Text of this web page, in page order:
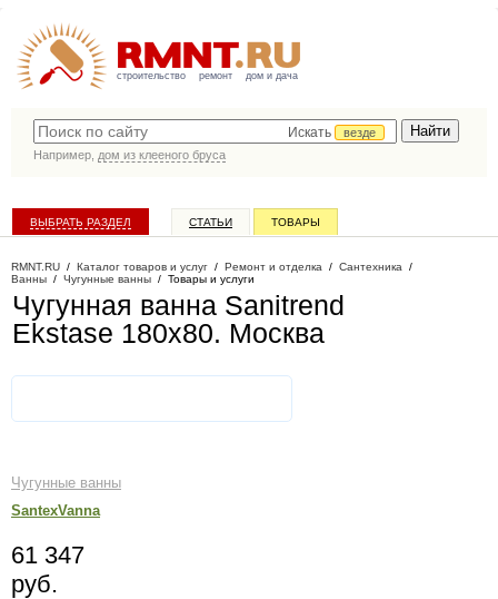
строительство ремонт дом и дача
Искать
везде
Например, дом из клееного бруса
ВЫБРАТЬ РАЗДЕЛ СТАТЬИ ТОВАРЫ
RMNT.RU / Каталог товаров и услуг / Ремонт и отделка / Сантехника /
Ванны / Чугунные ванны / Товары и услуги
Чугунная ванна Sanitrend
Ekstase 180x80. Москва
Чугунные ванны
SantexVanna
61 347
руб.